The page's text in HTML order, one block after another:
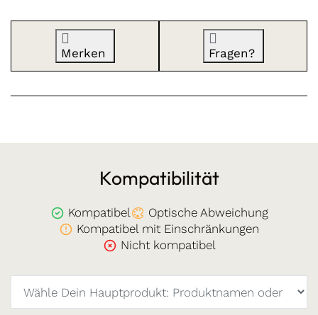
Merken Fragen?
Kompatibilität
Kompatibel
Optische Abweichung
Kompatibel mit Einschränkungen
Nicht kompatibel